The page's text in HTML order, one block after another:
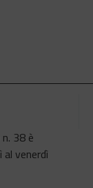
38 è
al venerdì